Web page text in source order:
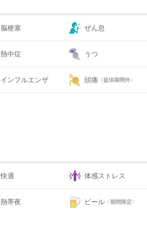
脳梗塞 ぜん息
熱中症 うつ
インフルエンザ 頭痛 〈提供期間外〉
快適 体感ストレス
熱帯夜 ビール 〈期間限定〉